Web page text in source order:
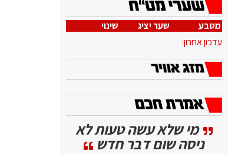
מטבע שער יציג
שינוי
עדכון אחרון:
מי שלא עשה טעות לא
ניסה שום דבר חדש